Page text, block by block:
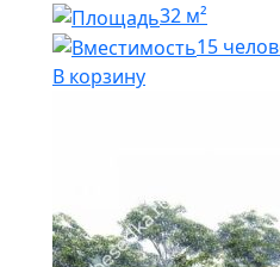
32 м²
15
В корзину